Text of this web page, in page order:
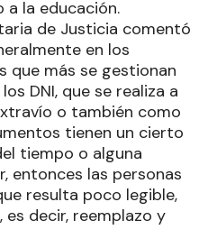
a la educación.
de Justicia comentó
en los
que más se gestionan
DNI, que se realiza a
o también como
tienen un cierto
tiempo o alguna
entonces las personas
resulta poco legible,
decir, reemplazo y